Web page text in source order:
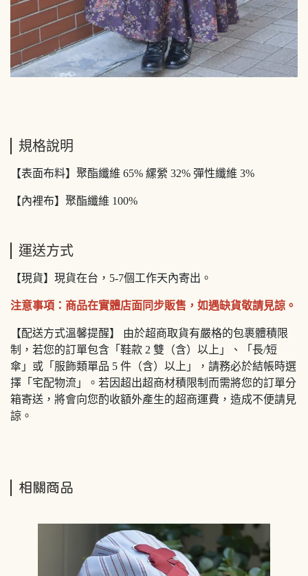
規格說明
【表面布料】聚酯纖維 65% 縲縈 32% 彈性纖維 3%
【內裡布】聚酯纖維 100%
運送方式
【現貨】現貨在台，5-7個工作天內寄出。
注意事項：商品在實體店面同步販售，如遇缺貨敬請見諒。
【配送方式溫馨提醒】 由於超商取貨有嚴格的包裹體積限
制，若您的訂單包含「鞋款 2 雙（含）以上」、「長/短
傘」或「服飾類單品 5 件（含）以上」，請務必於結帳時選
擇「宅配物流」。若因超出超商材積限制而需將您的訂單分
箱寄送，將會向您酌收額外產生的超商運費，造成不便請見
諒。
相關商品